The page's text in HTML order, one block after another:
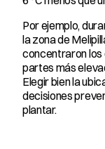
Por ejemplo,
la zona de
concentraron los
partes más
Elegir bien la
decisiones
plantar.